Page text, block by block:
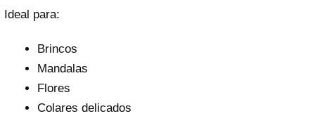
Ideal para:
Brincos
Mandalas
Flores
Colares delicados